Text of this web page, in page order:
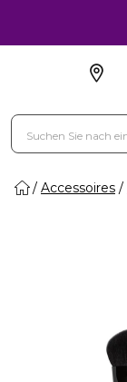
Accessoires